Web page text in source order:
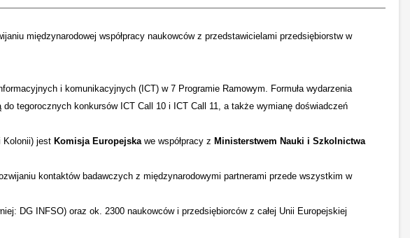
międzynarodowej współpracy naukowców z przedstawicielami przedsiębiorstw w
i komunikacyjnych (ICT) w 7 Programie Ramowym. Formuła wydarzenia
tegorocznych konkursów ICT Call 10 i ICT Call 11, a także wymianę doświadczeń
Kolonii) jest Komisja Europejska we współpracy z Ministerstwem Nauki i Szkolnictwa
kontaktów badawczych z międzynarodowymi partnerami przede wszystkim w
DG INFSO) oraz ok. 2300 naukowców i przedsiębiorców z całej Unii Europejskiej